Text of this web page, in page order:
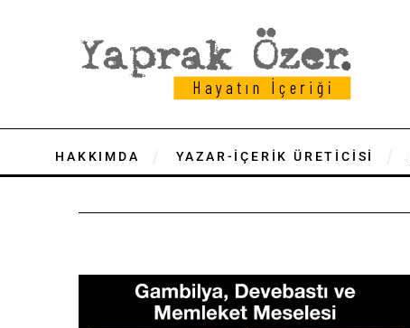
HAKKIMDA YAZAR-İÇERİK ÜRETİCİSİ